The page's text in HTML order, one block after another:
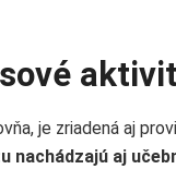
je zriadená aj
nachádzajú aj